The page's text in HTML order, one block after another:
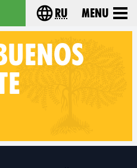
Choose your
ru Menu
Oeste on